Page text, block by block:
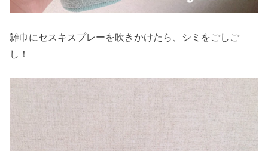
雑巾にセスキスプレーを吹きかけたら、シミをごしご
し！